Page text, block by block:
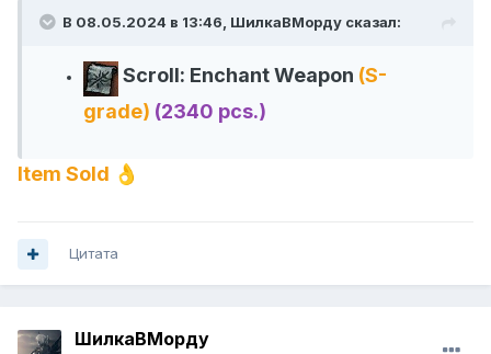
В 08.05.2024 в 13:46, ШилкаВМорду сказал:
Scroll: Enchant Weapon (S-
grade) (2340 pcs.)
Item Sold 👌
Цитата
ШилкаВМорду